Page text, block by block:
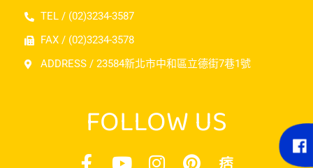
TEL / (02)3234-3587
FAX / (02)3234-3578
ADDRESS / 23584新北市中和區立德街7巷1號
FOLLOW US